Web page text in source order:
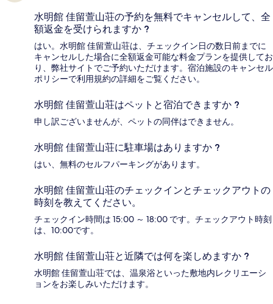
水明館 佳留萱山荘の予約を無料でキャンセルして、全
額返金を受けられますか ?
はい。水明館 佳留萱山荘は、チェックイン日の数日前までに
キャンセルした場合に全額返金可能な料金プランを提供してお
り、弊社サイトでご予約いただけます。宿泊施設のキャンセル
ポリシーで利用規約の詳細をご覧ください。
水明館 佳留萱山荘はペットと宿泊できますか ?
申し訳ございませんが、ペットの同伴はできません。
水明館 佳留萱山荘に駐車場はありますか ?
はい、無料のセルフパーキングがあります。
水明館 佳留萱山荘のチェックインとチェックアウトの
時刻を教えてください。
チェックイン時間は 15:00 ～ 18:00 です。チェックアウト時刻
は、10:00です。
水明館 佳留萱山荘と近隣では何を楽しめますか ?
水明館 佳留萱山荘では、温泉浴といった敷地内レクリエーシ
ョンをお楽しみいただけます。